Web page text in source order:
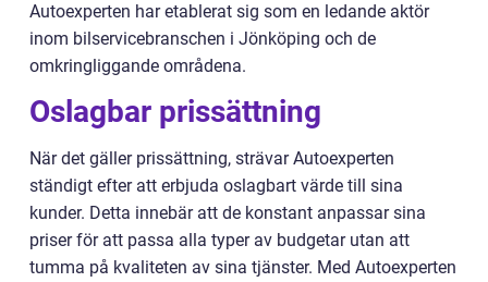
Autoexperten har etablerat sig som en ledande aktör
inom bilservicebranschen i Jönköping och de
omkringliggande områdena.
Oslagbar prissättning
När det gäller prissättning, strävar Autoexperten
ständigt efter att erbjuda oslagbart värde till sina
kunder. Detta innebär att de konstant anpassar sina
priser för att passa alla typer av budgetar utan att
tumma på kvaliteten av sina tjänster. Med Autoexperten